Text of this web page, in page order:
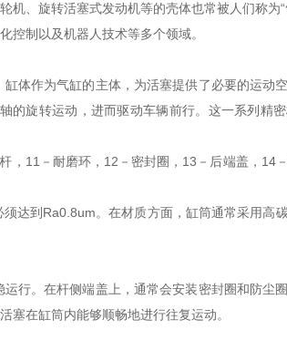
、旋转活塞式发动机等的壳体也常被人们称为
控制以及机器人技术等多个领域。
体作为气缸的主体，为活塞提供了必要的运动
旋转运动，进而驱动车辆前行。这一系列精
11－耐磨环，12－密封圈，13－后端盖，14
达到Ra0.8um。在材质方面，缸筒通常采用高
行。在杆侧端盖上，通常会安装密封圈和防尘
在缸筒内能够顺畅地进行往复运动。